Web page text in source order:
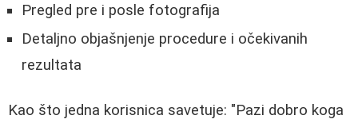
Pregled pre i posle fotografija
Detaljno objašnjenje procedure i očekivanih
rezultata
Kao što jedna korisnica savetuje: "Pazi dobro koga